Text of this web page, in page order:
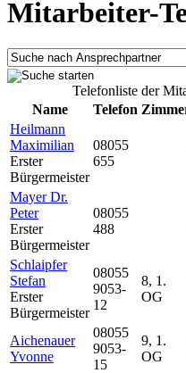
Mitarbeiter-
Telefonliste der
Name
Telefon
Heilmann
Maximilian
Erster
Bürgermeister
08055
655
Mayer Dr.
Peter
Erster
Bürgermeister
08055
488
Schlaipfer
Stefan
Erster
Bürgermeister
08055
9053-
12
8, 1.
OG
Aichenauer
Yvonne
08055
9053-
15
9, 1.
OG